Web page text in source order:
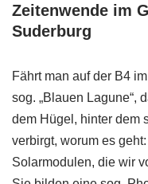
Zeitenwende im
Suderburg
Fährt man auf der B4
sog. „Blauen Lagune“,
dem Hügel, hinter dem
verbirgt, worum es
Solarmodulen, die wir